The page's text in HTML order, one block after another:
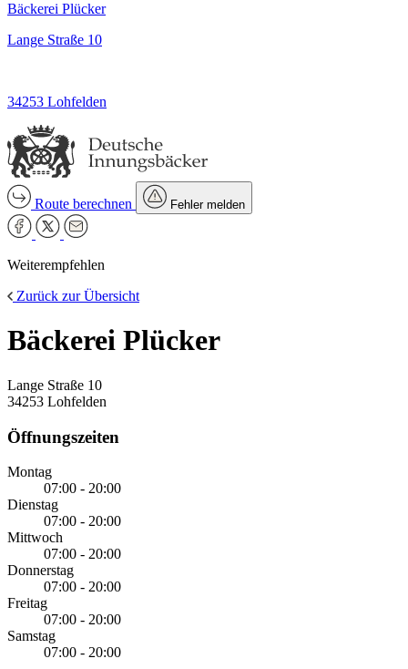
Bäckerei Plücker
Lange Straße 10
34253 Lohfelden
Route berechnen Fehler melden
Weiterempfehlen
Zurück zur Übersicht
Bäckerei Plücker
Lange Straße 10
34253 Lohfelden
Öffnungszeiten
Montag
07:00 - 20:00
Dienstag
07:00 - 20:00
Mittwoch
07:00 - 20:00
Donnerstag
07:00 - 20:00
Freitag
07:00 - 20:00
Samstag
07:00 - 20:00